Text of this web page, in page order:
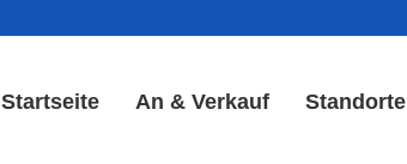
Startseite An & Verkauf Standorte